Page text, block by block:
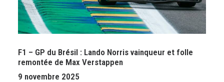
F1 – GP du Brésil : Lando Norris vainqueur et folle
remontée de Max Verstappen
9 novembre 2025